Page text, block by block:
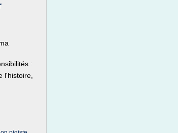
:
l'histoire,